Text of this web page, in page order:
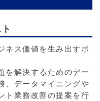
ネス価値を生み出すポ
を解決するためのデー
、データマイニングや
ト業務改善の提案を行